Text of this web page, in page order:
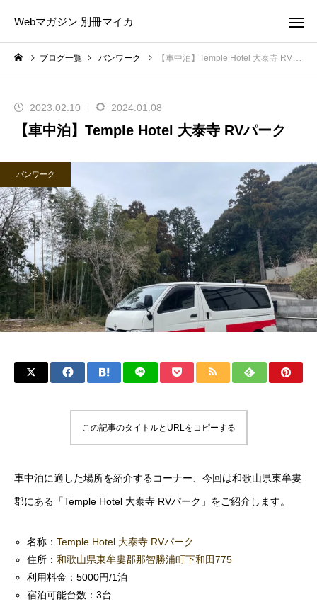
Webマガジン 別冊マイカ
ブログ一覧 バンワーク 【車中泊】Temple Hotel 大泰寺 RVパーク
2023.02.10 2024.01.08
【車中泊】Temple Hotel 大泰寺 RVパーク
バンワーク
この記事のタイトルとURLをコピーする
車中泊に適した場所を紹介するコーナー、今回は和歌山県東牟婁
郡にある「Temple Hotel 大泰寺 RVパーク」をご紹介します。
名称：Temple Hotel 大泰寺 RVパーク
住所：和歌山県東牟婁郡那智勝浦町下和田775
利用料金：5000円/1泊
宿泊可能台数：3台